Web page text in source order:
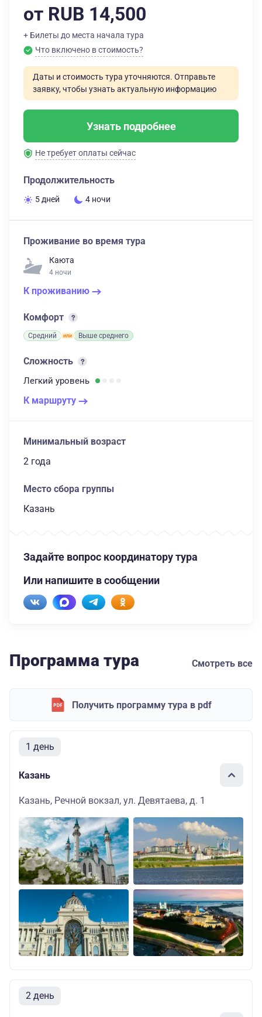
от RUB 14,500
+ Билеты до места начала тура
Что включено в стоимость?
Даты и стоимость тура уточняются. Отправьте
заявку, чтобы узнать актуальную информацию
Узнать подробнее
Не требует оплаты сейчас
Продолжительность
5 дней 4 ночи
Проживание во время тура
Каюта
4 ночи
К проживанию
Комфорт
Средний Выше среднего
Сложность
Легкий уровень
К маршруту
Минимальный возраст
2 года
Место сбора группы
Казань
Задайте вопрос координатору тура
Или напишите в сообщении
Программа тура Смотреть все
Получить программу тура в pdf
1 день
Казань
Казань, Речной вокзал, ул. Девятаева, д. 1
2 день